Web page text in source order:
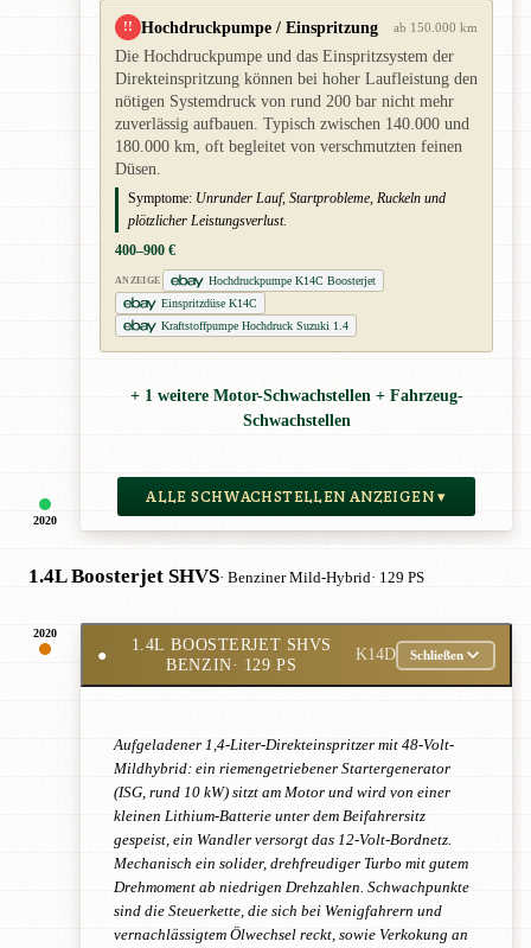
2020
!! Hochdruckpumpe / Einspritzung ab 150.000 km
Die Hochdruckpumpe und das Einspritzsystem der
Direkteinspritzung können bei hoher Laufleistung den
nötigen Systemdruck von rund 200 bar nicht mehr
zuverlässig aufbauen. Typisch zwischen 140.000 und
180.000 km, oft begleitet von verschmutzten feinen
Düsen.
Symptome: Unrunder Lauf, Startprobleme, Ruckeln und
plötzlicher Leistungsverlust.
400–900 €
ANZEIGE
Hochdruckpumpe K14C Boosterjet
Einspritzdüse K14C
Kraftstoffpumpe Hochdruck Suzuki 1.4
+ 1 weitere Motor-Schwachstellen + Fahrzeug-
Schwachstellen
ALLE SCHWACHSTELLEN ANZEIGEN ▾
1.4L Boosterjet SHVS· Benziner Mild-Hybrid· 129 PS
2020
●
1.4L BOOSTERJET SHVS
BENZIN· 129 PS
K14D Schließen
Aufgeladener 1,4-Liter-Direkteinspritzer mit 48-Volt-
Mildhybrid: ein riemengetriebener Startergenerator
(ISG, rund 10 kW) sitzt am Motor und wird von einer
kleinen Lithium-Batterie unter dem Beifahrersitz
gespeist, ein Wandler versorgt das 12-Volt-Bordnetz.
Mechanisch ein solider, drehfreudiger Turbo mit gutem
Drehmoment ab niedrigen Drehzahlen. Schwachpunkte
sind die Steuerkette, die sich bei Wenigfahrern und
vernachlässigtem Ölwechsel reckt, sowie Verkokung an